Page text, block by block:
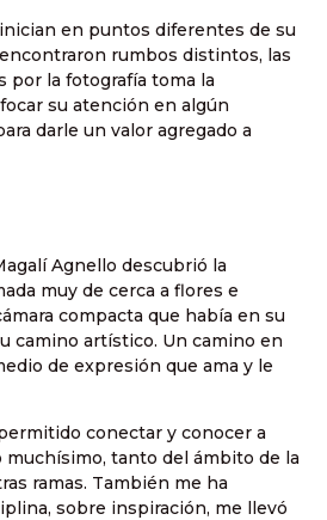
en puntos diferentes de su
rumbos distintos, las
por la fotografía toma la
su atención en algún
darle un valor agregado a
Agnello descubrió la
muy de cerca a flores e
compacta que había en su
camino artístico. Un camino en
de expresión que ama y le
conectar y conocer a
muchísimo, tanto del ámbito de la
ramas. También me ha
sobre inspiración, me llevó